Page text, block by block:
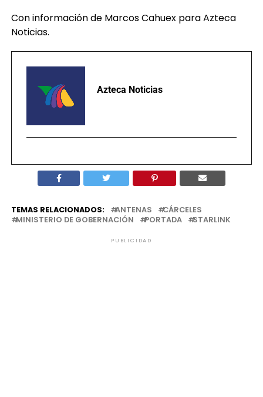
Con información de Marcos Cahuex para Azteca
Noticias.
Azteca Noticias
TEMAS RELACIONADOS: ANTENAS
CÁRCELES
MINISTERIO DE GOBERNACIÓN
PORTADA STARLINK
PUBLICIDAD